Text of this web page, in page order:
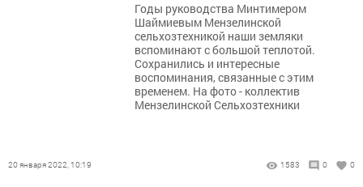
Годы руководства Минтимером
Шаймиевым Мензелинской
сельхозтехникой наши земляки
вспоминают с большой теплотой.
Сохранились и интересные
воспоминания, связанные с этим
временем. На фото - коллектив
Мензелинской Сельхозтехники
20 января 2022, 10:19 1583 0 0